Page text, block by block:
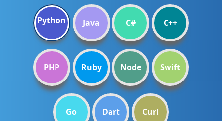
Python Java C# C++
PHP Ruby Node Swift
Go Dart Curl